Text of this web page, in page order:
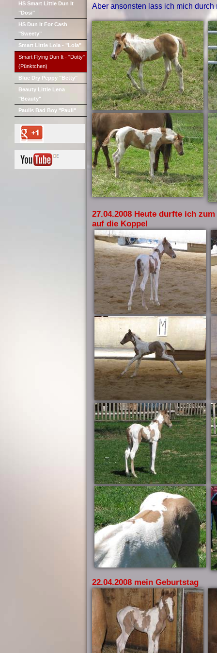
HS Smart Little Dun It
"Dösi"
HS Dun It For Cash
"Sweety"
Smart Little Lola - "Lola"
Smart Flying Dun It - "Dotty"
(Pünktchen)
Blue Dry Peppy "Betty"
Beauty Little Lena
"Beauty"
Paulis Bad Boy "Pauli"
Aber ansonsten lass ich mich
27.04.2008 Heute durfte ich
auf die Koppel
22.04.2008 mein Geburtstag